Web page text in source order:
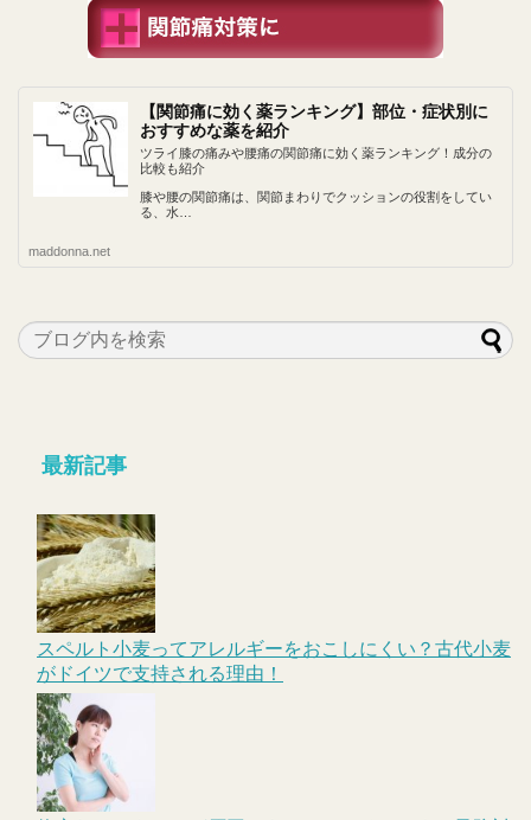
【関節痛に効く薬ランキング】部位・症状別に
おすすめな薬を紹介
ツライ膝の痛みや腰痛の関節痛に効く薬ランキング！成分の
比較も紹介
膝や腰の関節痛は、関節まわりでクッションの役割をしてい
る、水…
maddonna.net
最新記事
スペルト小麦ってアレルギーをおこしにくい？古代小麦
がドイツで支持される理由！